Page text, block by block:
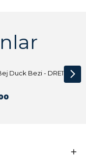
Açık Bej Duck Bezi - DRE1144 Kumaş Peçete